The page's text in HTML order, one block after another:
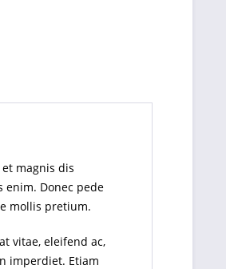
magnis dis
enim. Donec pede
mollis pretium.
vitae, eleifend ac,
imperdiet. Etiam